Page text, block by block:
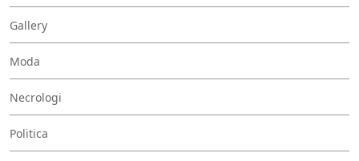
Gallery
Moda
Necrologi
Politica